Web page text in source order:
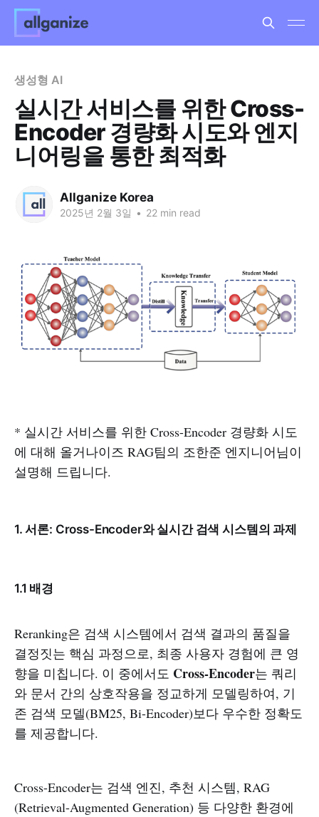
생성형 AI
실시간 서비스를 위한 Cross-
Encoder 경량화 시도와 엔지
니어링을 통한 최적화
Allganize Korea
2025년 2월 3일 • 22 min read
* 실시간 서비스를 위한 Cross-Encoder 경량화 시도
에 대해 올거나이즈 RAG팀의 조한준 엔지니어님이
설명해 드립니다.
1. 서론: Cross-Encoder와 실시간 검색 시스템의 과제
1.1 배경
Reranking은 검색 시스템에서 검색 결과의 품질을
결정짓는 핵심 과정으로, 최종 사용자 경험에 큰 영
향을 미칩니다. 이 중에서도 Cross-Encoder는 쿼리
와 문서 간의 상호작용을 정교하게 모델링하여, 기
존 검색 모델(BM25, Bi-Encoder)보다 우수한 정확도
를 제공합니다.
Cross-Encoder는 검색 엔진, 추천 시스템, RAG
(Retrieval-Augmented Generation) 등 다양한 환경에